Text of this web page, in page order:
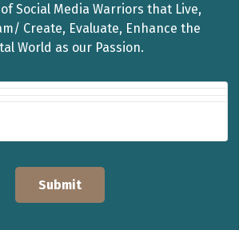
of Social Media Warriors that Live,
Create, Evaluate, Enhance the
World as our Passion.